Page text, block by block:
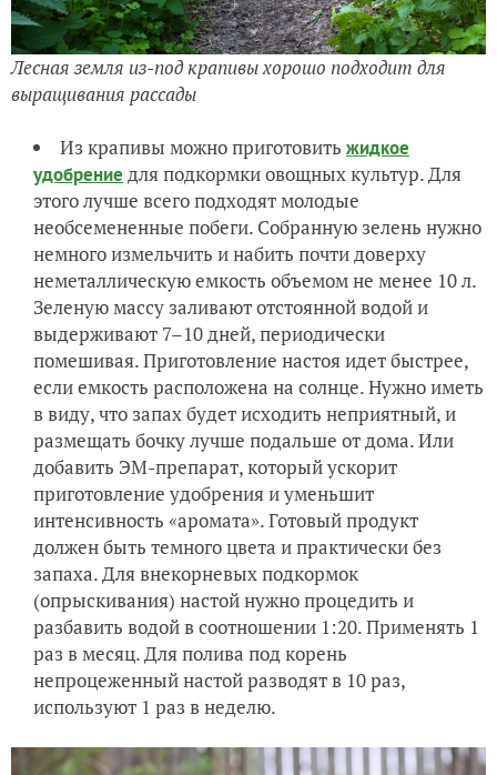
Лесная земля из-под крапивы хорошо подходит для
выращивания рассады
Из крапивы можно приготовить жидкое
удобрение для подкормки овощных культур. Для
этого лучше всего подходят молодые
необсемененные побеги. Собранную зелень нужно
немного измельчить и набить почти доверху
неметаллическую емкость объемом не менее 10 л.
Зеленую массу заливают отстоянной водой и
выдерживают 7–10 дней, периодически
помешивая. Приготовление настоя идет быстрее,
если емкость расположена на солнце. Нужно иметь
в виду, что запах будет исходить неприятный, и
размещать бочку лучше подальше от дома. Или
добавить ЭМ-препарат, который ускорит
приготовление удобрения и уменьшит
интенсивность «аромата». Готовый продукт
должен быть темного цвета и практически без
запаха. Для внекорневых подкормок
(опрыскивания) настой нужно процедить и
разбавить водой в соотношении 1:20. Применять 1
раз в месяц. Для полива под корень
непроцеженный настой разводят в 10 раз,
используют 1 раз в неделю.